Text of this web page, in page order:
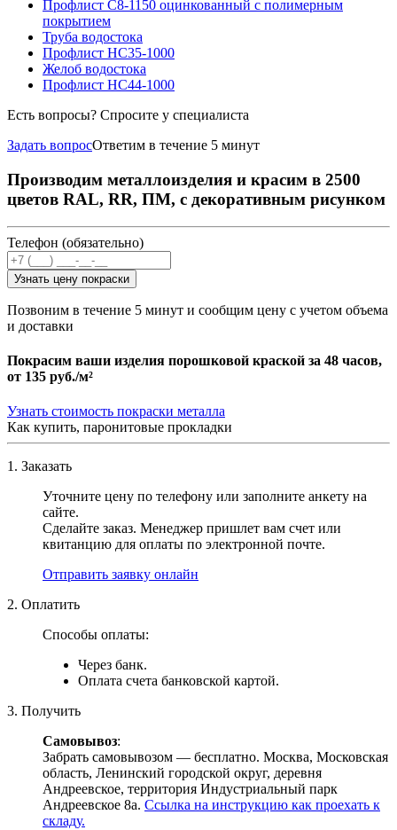
Профлист С8-1150 оцинкованный с полимерным
покрытием
Труба водостока
Профлист НС35-1000
Желоб водостока
Профлист НС44-1000
Есть вопросы? Спросите у специалиста
Задать вопросОтветим в течение 5 минут
Производим металлоизделия и красим в 2500
цветов RAL, RR, ПМ, с декоративным рисунком
Телефон (обязательно)
Узнать цену покраски
Позвоним в течение 5 минут и сообщим цену с учетом объема
и доставки
Покрасим ваши изделия порошковой краской за 48 часов,
от 135 руб./м²
Узнать стоимость покраски металла
Как купить, паронитовые прокладки
1. Заказать
Уточните цену по телефону или заполните анкету на
сайте.
Сделайте заказ. Менеджер пришлет вам счет или
квитанцию для оплаты по электронной почте.
Отправить заявку онлайн
2. Оплатить
Способы оплаты:
Через банк.
Оплата счета банковской картой.
3. Получить
Самовывоз:
Забрать самовывозом — бесплатно. Москва, Московская
область, Ленинский городской округ, деревня
Андреевское, территория Индустриальный парк
Андреевское 8а. Ссылка на инструкцию как проехать к
складу.